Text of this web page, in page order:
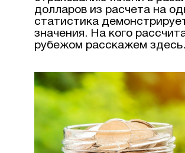
долларов из расчета на
статистика
значения. На кого
рубежом расскажем здесь.